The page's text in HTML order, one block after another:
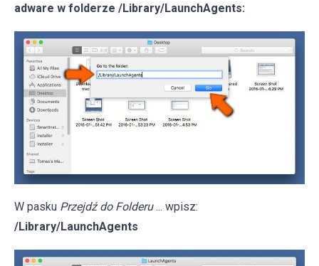
adware w folderze /Library/LaunchAgents:
W pasku Przejdź do Folderu ... wpisz:
/Library/LaunchAgents